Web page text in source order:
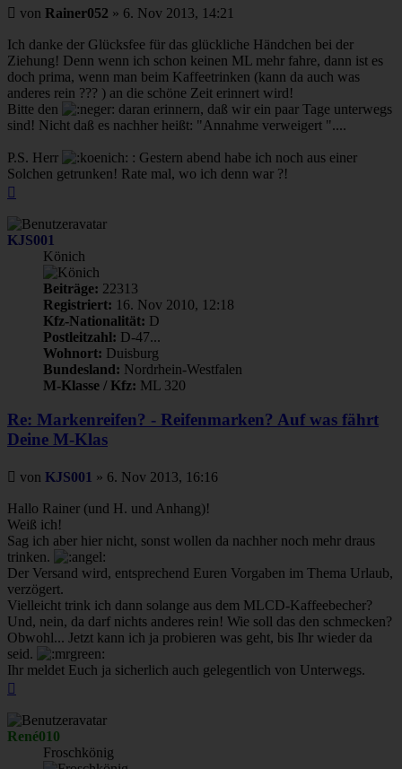
Beitrag
von Rainer052 » 6. Nov 2013, 14:21
Ich danke der Glücksfee für das glückliche Händchen bei der
Ziehung! Denn wenn ich schon keinen ML mehr fahre, dann ist es
doch prima, wenn man beim Kaffeetrinken (kann da auch was
anderes rein ??? ) an die schöne Zeit erinnert wird!
Bitte den
daran erinnern, daß wir ein paar Tage unterwegs
sind! Nicht daß es nachher heißt: "Annahme verweigert "....
P.S. Herr
: Gestern abend habe ich noch aus einer
Solchen getrunken! Rate mal, wo ich denn war ?!
KJS001
Könich
Beiträge: 22313
Registriert: 16. Nov 2010, 12:18
Kfz-Nationalität: D
Postleitzahl: D-47...
Wohnort: Duisburg
Bundesland: Nordrhein-Westfalen
M-Klasse / Kfz: ML 320
Re: Markenreifen? - Reifenmarken? Auf was fährt
Deine M-Klas
Beitrag
von KJS001 » 6. Nov 2013, 16:16
Hallo Rainer (und H. und Anhang)!
Weiß ich!
Sag ich aber hier nicht, sonst wollen da nachher noch mehr draus
trinken.
Der Versand wird, entsprechend Euren Vorgaben im Thema Urlaub,
verzögert.
Vielleicht trink ich dann solange aus dem MLCD-Kaffeebecher?
Und, nein, da darf nichts anderes rein! Wie soll das den schmecken?
Obwohl... Jetzt kann ich ja probieren was geht, bis Ihr wieder da
seid.
Ihr meldet Euch ja sicherlich auch gelegentlich von Unterwegs.
René010
Froschkönig